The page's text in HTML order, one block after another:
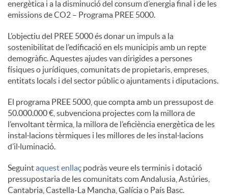
S
o
c
i
a
l
energètica i a la disminució del consum d’energia final i de les
emissions de CO2 – Programa PREE 5000.
L’objectiu del PREE 5000 és donar un impuls a la
sostenibilitat de l’edificació en els municipis amb un repte
demogràfic. Aquestes ajudes van dirigides a persones
físiques o jurídiques, comunitats de propietaris, empreses,
entitats locals i del sector públic o ajuntaments i diputacions.
El programa PREE 5000, que compta amb un pressupost de
50.000.000 €, subvenciona projectes com la millora de
l’envoltant tèrmica, la millora de l’eficiència energètica de les
instal·lacions tèrmiques i les millores de les instal·lacions
d’il·luminació.
Seguintaquest enllaç podràs veure els terminis i dotació
pressupostaria de les comunitats com Andalusia, Astúries,
Cantabria, Castella-La Mancha, Galícia o País Basc.